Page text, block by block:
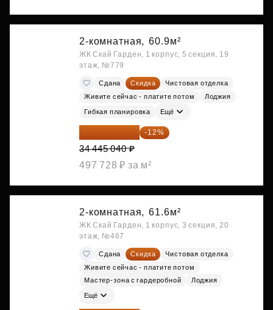
2-комнатная, 60.9м²
ЖК Скай Гарден, 1 корпус, 5 секция, 19
этаж, №779
Сдана Скидка
Чистовая отделка
Живите сейчас - платите потом
Лоджия
Гибкая планировка Ещё
30 311 635 ₽ -12%
34 445 040 ₽
497 728 ₽ за м²
2-комнатная, 61.6м²
ЖК Скай Гарден, 1 корпус, 3 секция, 20
этаж, №467
Сдана Скидка
Чистовая отделка
Живите сейчас - платите потом
Мастер-зона с гардеробной
Лоджия
Ещё